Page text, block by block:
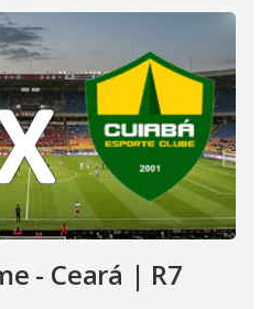
- Ceará | R7